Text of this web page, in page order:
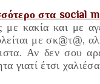
στα social
με κακία και με
με σκ@τ@,
Αν δεν σου
γιατί έτσι